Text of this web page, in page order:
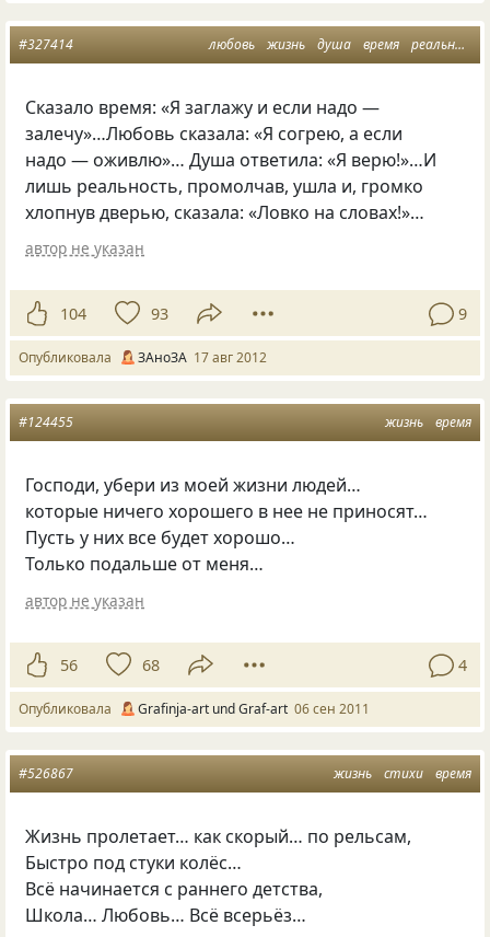
любовь жизнь душа время реальность
#327414
Сказало время: «Я заглажу и если надо —
залечу»…Любовь сказала: «Я согрею, а если
надо — оживлю»… Душа ответила: «Я верю!»…И
лишь реальность, промолчав, ушла и, громко
хлопнув дверью, сказала: «Ловко на словах!»…
автор не указан
104 93 9
Опубликовала ЗАноЗА 17 авг 2012
жизнь время
#124455
Господи, убери из моей жизни людей…
которые ничего хорошего в нее не приносят…
Пусть у них все будет хорошо…
Только подальше от меня…
автор не указан
56 68 4
Опубликовала Grafinja-art und Graf-art 06 сен 2011
жизнь стихи время
#526867
Жизнь пролетает… как скорый… по рельсам,
Быстро под стуки колёс…
Всё начинается с раннего детства,
Школа… Любовь… Всё всерьёз…